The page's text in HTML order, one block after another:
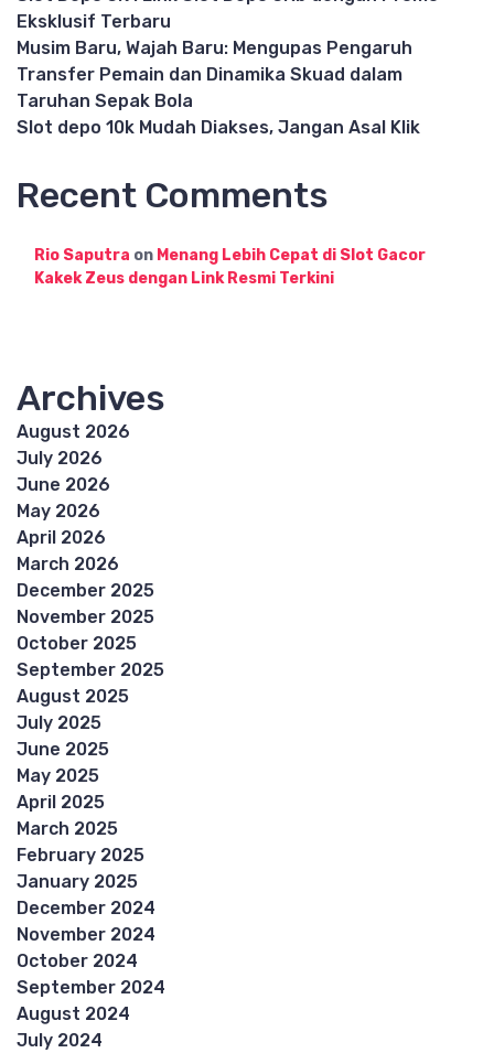
Eksklusif Terbaru
Musim Baru, Wajah Baru: Mengupas Pengaruh
Transfer Pemain dan Dinamika Skuad dalam
Taruhan Sepak Bola
Slot depo 10k Mudah Diakses, Jangan Asal Klik
Recent Comments
Rio Saputra on Menang Lebih Cepat di Slot Gacor
Kakek Zeus dengan Link Resmi Terkini
Archives
August 2026
July 2026
June 2026
May 2026
April 2026
March 2026
December 2025
November 2025
October 2025
September 2025
August 2025
July 2025
June 2025
May 2025
April 2025
March 2025
February 2025
January 2025
December 2024
November 2024
October 2024
September 2024
August 2024
July 2024